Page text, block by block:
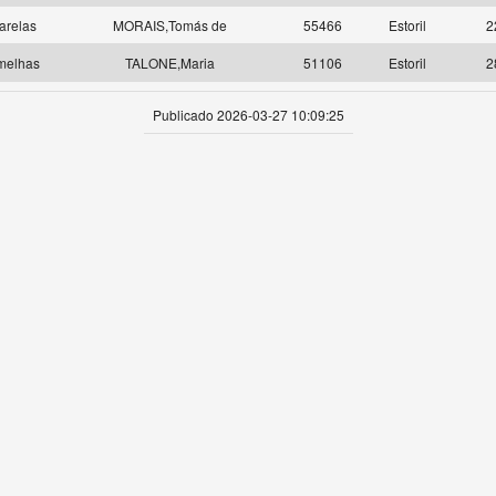
MORAIS,Tomás de 55466 Estoril
TALONE,Maria 51106 Estoril
Publicado 2026-03-27 10:09:25